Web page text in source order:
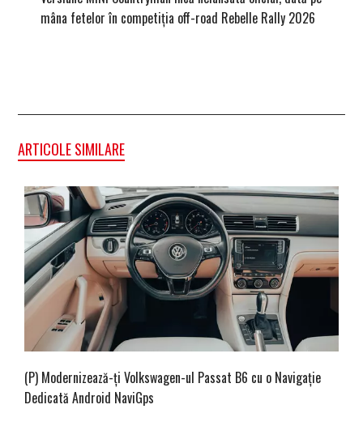
mâna fetelor în competiția off-road Rebelle Rally 2026
ARTICOLE SIMILARE
(P) Modernizează-ți Volkswagen-ul Passat B6 cu o Navigație
Dedicată Android NaviGps